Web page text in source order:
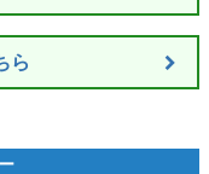
ら